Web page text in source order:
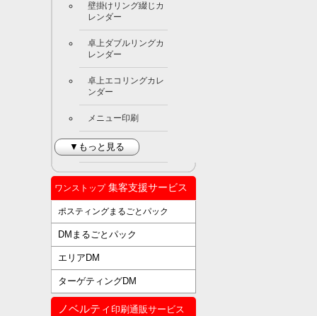
壁掛けリング綴じカ
レンダー
卓上ダブルリングカ
レンダー
卓上エコリングカレ
ンダー
メニュー印刷
▼もっと見る
ワンストップ集客支援サービス
ポスティングまるごとパック
DMまるごとパック
エリアDM
ターゲティングDM
ノベルティ 印刷通販サービス